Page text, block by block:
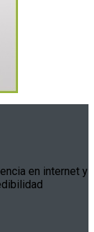
en internet y